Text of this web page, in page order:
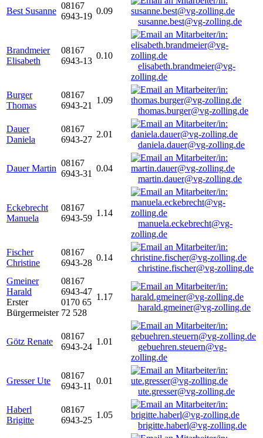
Best Susanne
08167
6943-19
0.09
susanne.best@vg-zolling.de
Brandmeier
Elisabeth
08167
6943-13
0.10
elisabeth.brandmeier@vg-
zolling.de
Burger
Thomas
08167
6943-21
1.09
thomas.burger@vg-zolling.de
Dauer
Daniela
08167
6943-27
2.01
daniela.dauer@vg-zolling.de
Dauer Martin
08167
6943-31
0.04
martin.dauer@vg-zolling.de
Eckebrecht
Manuela
08167
6943-59
1.14
manuela.eckebrecht@vg-
zolling.de
Fischer
Christine
08167
6943-28
0.14
christine.fischer@vg-zolling.de
Gmeiner
Harald
Erster
Bürgermeister
08167
6943-47
0170 65
72 528
1.17
harald.gmeiner@vg-zolling.de
Götz Renate
08167
6943-24
1.01
gebuehren.steuern@vg-
zolling.de
Gresser Ute
08167
6943-11
0.01
ute.gresser@vg-zolling.de
Haberl
Brigitte
08167
6943-25
1.05
brigitte.haberl@vg-zolling.de